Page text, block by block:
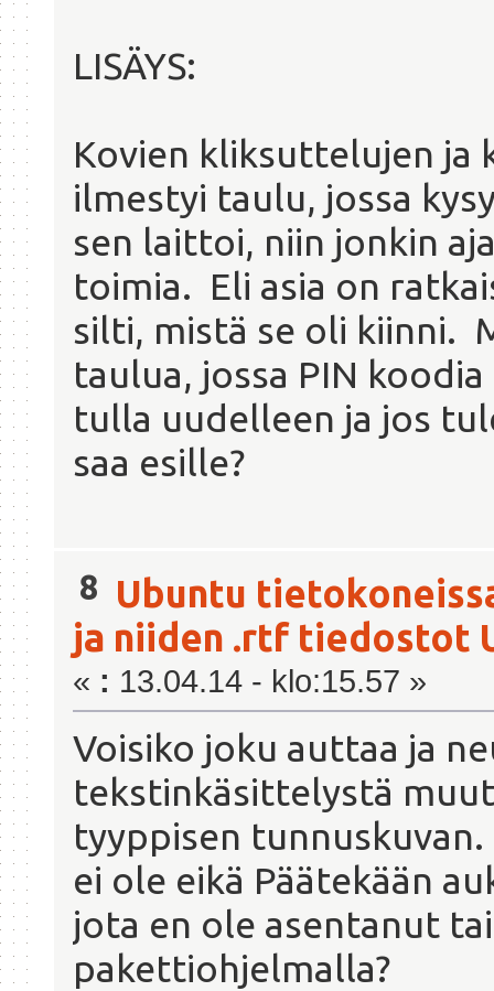
LISÄYS:
Kovien kliksuttelujen ja
ilmestyi taulu, jossa
sen laittoi, niin jonkin
toimia. Eli asia on
silti, mistä se oli kiinni.
taulua, jossa PIN
tulla uudelleen ja jos
saa esille?
8 Ubuntu
ja niiden .rtf tiedostot
« : 13.04.14 - klo:15.57 »
Voisiko joku auttaa ja
tekstinkäsittelystä
tyyppisen
ei ole eikä Päätekään
jota en ole asentanut
pakettiohjelmalla?